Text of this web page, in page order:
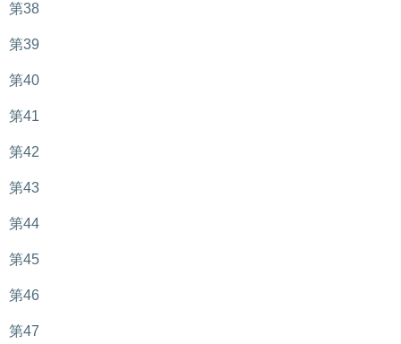
第38
第39
第40
第41
第42
第43
第44
第45
第46
第47